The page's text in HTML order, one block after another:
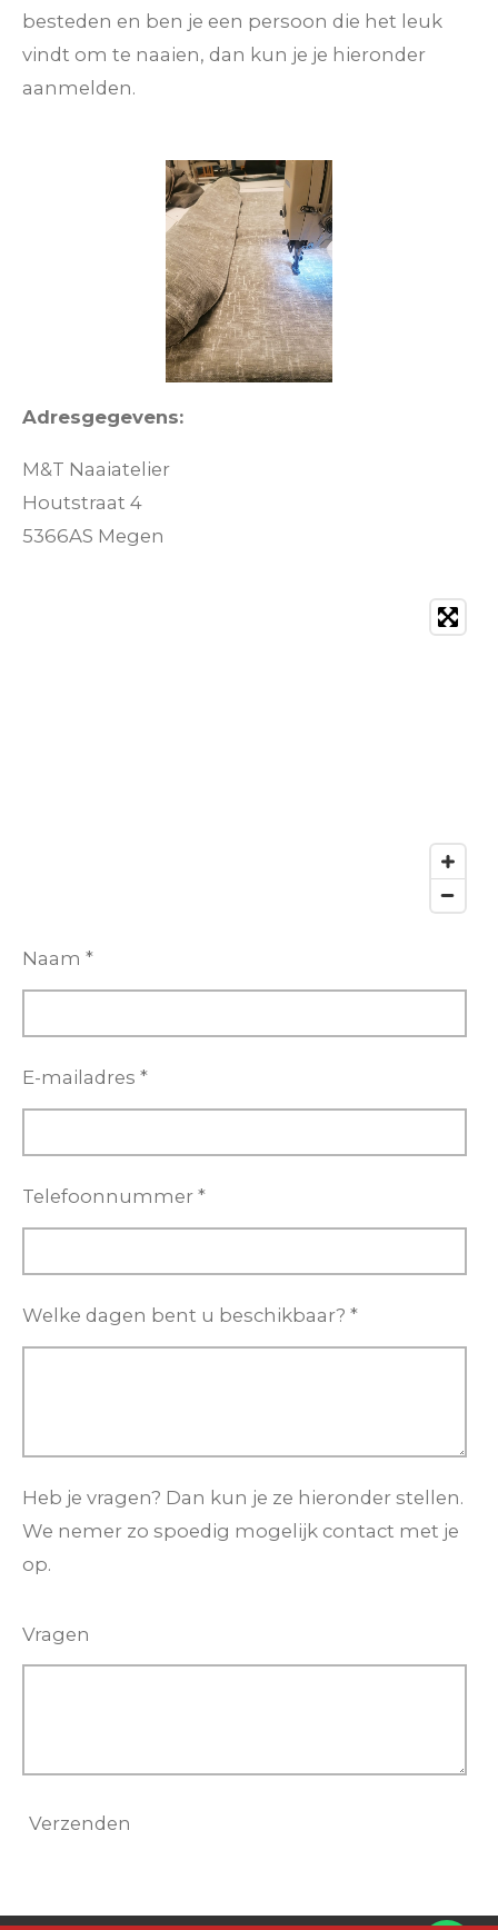
besteden en ben je een persoon die het leuk
vindt om te naaien, dan kun je je hieronder
aanmelden.
Adresgegevens:
M&T Naaiatelier
Houtstraat 4
5366AS Megen
Naam *
E-mailadres *
Telefoonnummer *
Welke dagen bent u beschikbaar? *
Heb je vragen? Dan kun je ze hieronder stellen.
We nemer zo spoedig mogelijk contact met je
op.
Vragen
Verzenden